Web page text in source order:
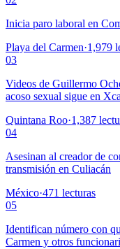
Inicia paro laboral en
Playa del Carmen·1,979
03
Videos de Guillermo
acoso sexual sigue en
Quintana Roo·1,387
04
Asesinan al creador de
transmisión en Culiacán
México·471 lecturas
05
Identifican número con
Carmen y otros